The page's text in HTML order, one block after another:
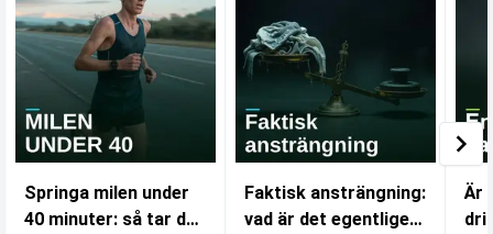
Springa milen under
40 minuter: så tar du
Faktisk ansträngning:
vad är det egentligen
Är